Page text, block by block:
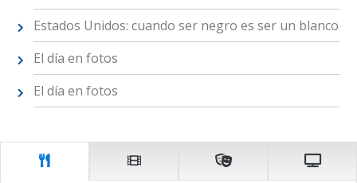
Estados Unidos: cuando ser negro es ser un blanco
El día en fotos
El día en fotos